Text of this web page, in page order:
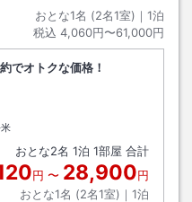
おとな1名 (2名1室)｜ 1泊
税込 4,060円〜61,000円
でオトクな価格！
おとな2名 1泊 1部屋 合計
円 〜 28,900円
おとな1名 (2名1室)｜ 1泊